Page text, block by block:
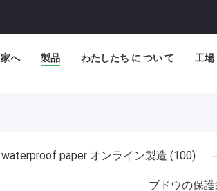
家へ 製品 わたしたち に つい て 工場
waterproof paper オンライン製造 (100)
ブドウの保